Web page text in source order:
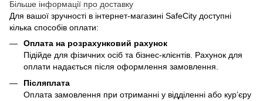
Більше інформації про доставку
Для вашої зручності в інтернет-магазині SafeCity доступні
кілька способів оплати:
Оплата на розрахунковий рахунок
Підійде для фізичних осіб та бізнес-клієнтів. Рахунок для
оплати надається після оформлення замовлення.
Післяплата
Оплата замовлення при отриманні у відділенні або кур’єру